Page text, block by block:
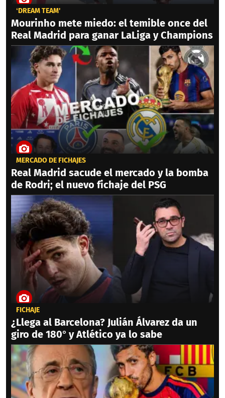
‘DREAM TEAM'
Mourinho mete miedo: el temible once del
Real Madrid para ganar LaLiga y Champions
MERCADO DE FICHAJES
Real Madrid sacude el mercado y la bomba
de Rodri; el nuevo fichaje del PSG
FICHAJE
¿Llega al Barcelona? Julián Álvarez da un
giro de 180° y Atlético ya lo sabe